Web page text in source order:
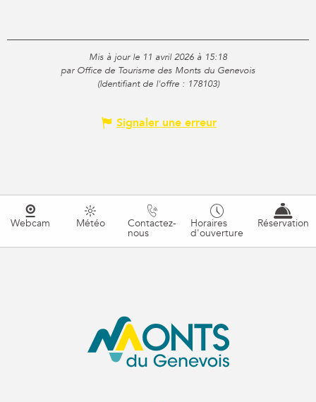
Mis à jour le 11 avril 2026 à 15:18
par Office de Tourisme des Monts du Genevois
(Identifiant de l'offre : 178103)
Signaler une erreur
Webcam Météo Contactez-
nous
Horaires
d'ouverture
Réservation